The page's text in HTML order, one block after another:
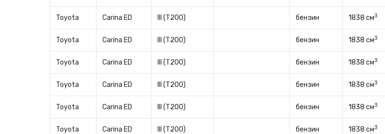
Toyota Carina ED III (T200) бензин 1838 см3
Toyota Carina ED III (T200) бензин 1838 см3
Toyota Carina ED III (T200) бензин 1838 см3
Toyota Carina ED III (T200) бензин 1838 см3
Toyota Carina ED III (T200) бензин 1838 см3
Toyota Carina ED III (T200) бензин 1838 см3